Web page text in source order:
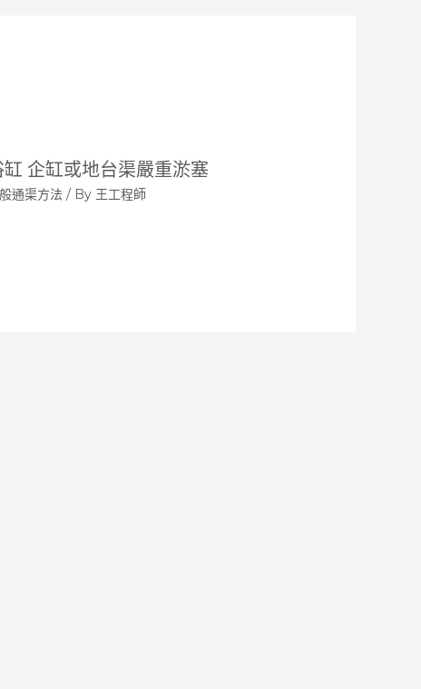
缸 企缸或地台渠嚴重淤塞
通渠方法 / By 王工程師